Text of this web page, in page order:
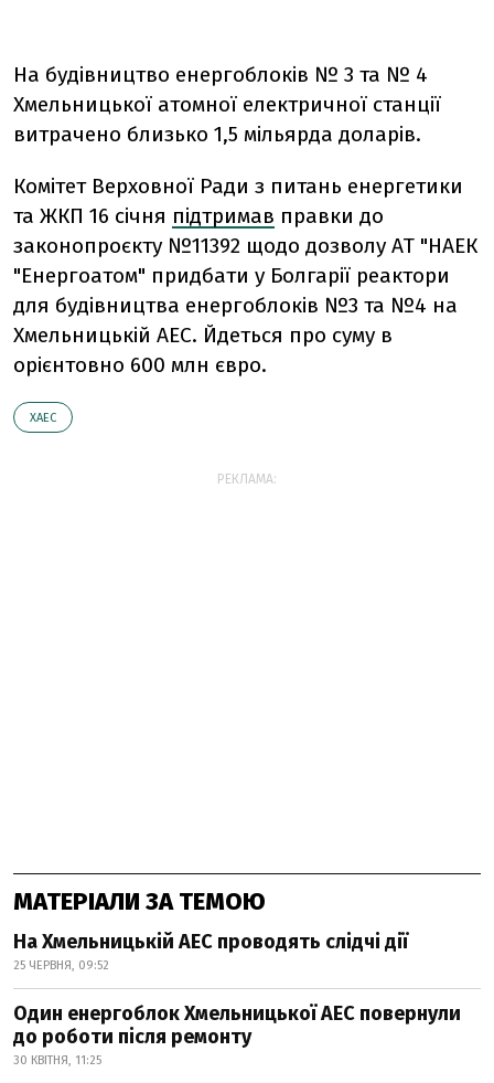
На будівництво енергоблоків № 3 та № 4
Хмельницької атомної електричної станції
витрачено близько 1,5 мільярда доларів.
Комітет Верховної Ради з питань енергетики
та ЖКП 16 січня підтримав правки до
законопроєкту №11392 щодо дозволу АТ "НАЕК
"Енергоатом" придбати у Болгарії реактори
для будівництва енергоблоків №3 та №4 на
Хмельницькій АЕС. Йдеться про суму в
орієнтовно 600 млн євро.
ХАЕС
РЕКЛАМА:
МАТЕРІАЛИ ЗА ТЕМОЮ
На Хмельницькій АЕС проводять слідчі дії
25 ЧЕРВНЯ, 09:52
Один енергоблок Хмельницької АЕС повернули
до роботи після ремонту
30 КВІТНЯ, 11:25